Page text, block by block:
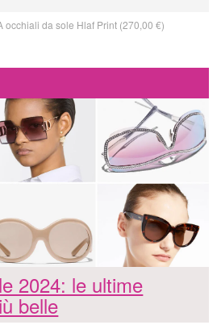
occhiali da sole Hlaf Print (270,00 €)
2024: le ultime
belle